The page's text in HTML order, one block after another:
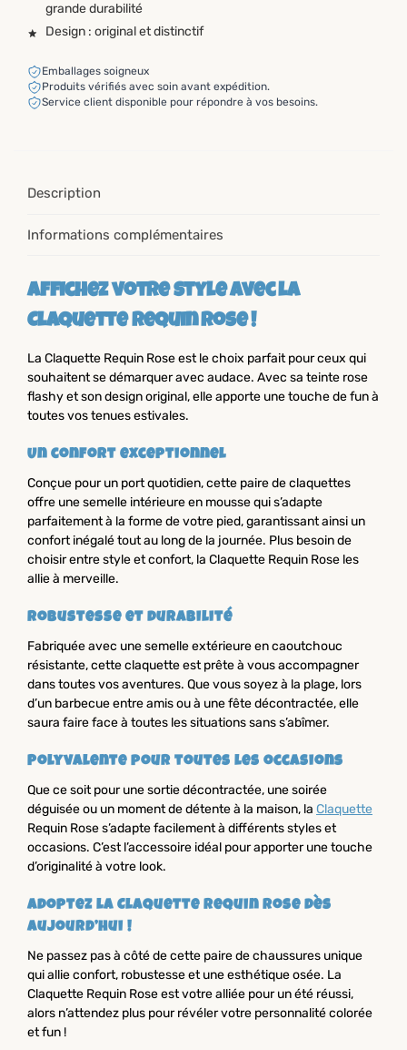
grande durabilité
Design : original et distinctif
Emballages soigneux
Produits vérifiés avec soin avant expédition.
Service client disponible pour répondre à vos besoins.
Description
Informations complémentaires
Affichez votre style avec la
Claquette Requin Rose !
La Claquette Requin Rose est le choix parfait pour ceux qui
souhaitent se démarquer avec audace. Avec sa teinte rose
flashy et son design original, elle apporte une touche de fun à
toutes vos tenues estivales.
Un confort exceptionnel
Conçue pour un port quotidien, cette paire de claquettes
offre une semelle intérieure en mousse qui s’adapte
parfaitement à la forme de votre pied, garantissant ainsi un
confort inégalé tout au long de la journée. Plus besoin de
choisir entre style et confort, la Claquette Requin Rose les
allie à merveille.
Robustesse et durabilité
Fabriquée avec une semelle extérieure en caoutchouc
résistante, cette claquette est prête à vous accompagner
dans toutes vos aventures. Que vous soyez à la plage, lors
d’un barbecue entre amis ou à une fête décontractée, elle
saura faire face à toutes les situations sans s’abîmer.
Polyvalente pour toutes les occasions
Que ce soit pour une sortie décontractée, une soirée
déguisée ou un moment de détente à la maison, la Claquette
Requin Rose s’adapte facilement à différents styles et
occasions. C’est l’accessoire idéal pour apporter une touche
d’originalité à votre look.
Adoptez la Claquette Requin Rose dès
aujourd’hui !
Ne passez pas à côté de cette paire de chaussures unique
qui allie confort, robustesse et une esthétique osée. La
Claquette Requin Rose est votre alliée pour un été réussi,
alors n’attendez plus pour révéler votre personnalité colorée
et fun !